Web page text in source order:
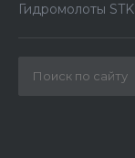
Гидромолоты STK